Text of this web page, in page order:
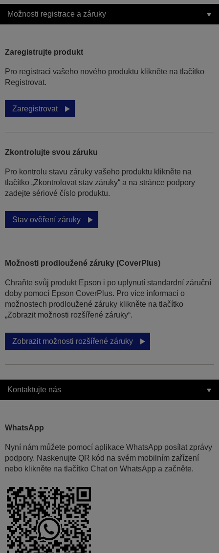
Možnosti registrace a záruky
Zaregistrujte produkt
Pro registraci vašeho nového produktu klikněte na tlačítko
Registrovat.
Zaregistrovat
Zkontrolujte svou záruku
Pro kontrolu stavu záruky vašeho produktu klikněte na
tlačítko „Zkontrolovat stav záruky“ a na stránce podpory
zadejte sériové číslo produktu.
Stav ověření záruky
Možnosti prodloužené záruky (CoverPlus)
Chraňte svůj produkt Epson i po uplynutí standardní záruční
doby pomocí Epson CoverPlus. Pro více informací o
možnostech prodloužené záruky klikněte na tlačítko
„Zobrazit možnosti rozšířené záruky“.
Zobrazit možnosti rozšířené záruky
Kontaktujte nás
WhatsApp
Nyní nám můžete pomocí aplikace WhatsApp posílat zprávy
podpory. Naskenujte QR kód na svém mobilním zařízení
nebo klikněte na tlačítko Chat on WhatsApp a začněte.